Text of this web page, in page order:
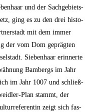
und der Sach­ge­biets­
ging es zu den drei his­to­
mit dem immer
der vom Dom gepräg­ten
Sie­ben­haar erin­ner­te
Bam­bergs im Jahr
im Jahr 1007 und schließ­
Plan stammt, der
zeigt sich fas­